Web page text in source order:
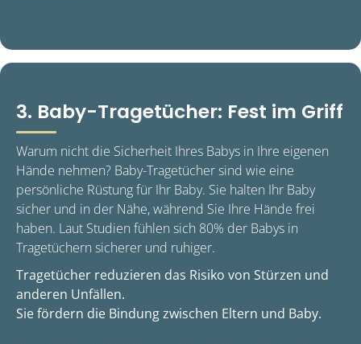
3. Baby-Tragetücher: Fest im Griff
Warum nicht die Sicherheit Ihres Babys in Ihre eigenen
Hände nehmen? Baby-Tragetücher sind wie eine
persönliche Rüstung für Ihr Baby. Sie halten Ihr Baby
sicher und in der Nähe, während Sie Ihre Hände frei
haben. Laut Studien fühlen sich 80% der Babys in
Tragetüchern sicherer und ruhiger.
Tragetücher reduzieren das Risiko von Stürzen und
anderen Unfällen.
Sie fördern die Bindung zwischen Eltern und Baby.